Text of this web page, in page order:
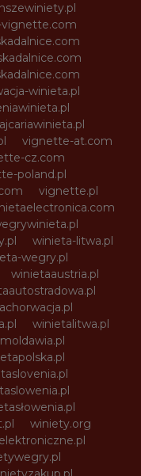
vignette.com
winieta.pl
vignette-at.com
cz.com
poland.pl
vignette.pl
winieta-litwa.pl
wegry.pl
winietaaustria.pl
winietalitwa.pl
winiety.org